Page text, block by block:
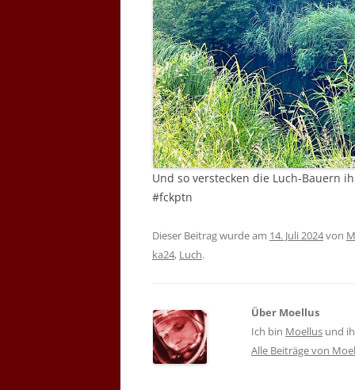
Und so verstecken die Luch-Bauern
#fckptn
Dieser Beitrag wurde am 14. Juli 2024von
ka24, Luch.
Über Moellus
Ich bin Moellus und
Alle Beiträge von